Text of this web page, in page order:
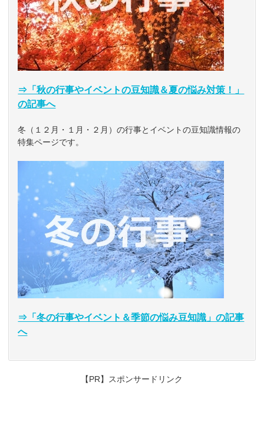
⇒「秋の行事やイベントの豆知識＆夏の悩み対策！」
の記事へ
冬（１２月・１月・２月）の行事とイベントの豆知識情報の
特集ページです。
⇒「冬の行事やイベント＆季節の悩み豆知識」の記事
へ
【PR】スポンサードリンク